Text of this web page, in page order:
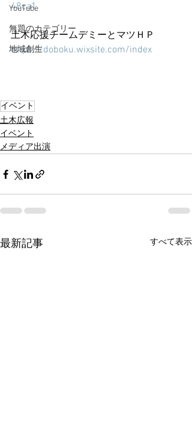
YouTube
無題のカテゴリー
地域創生
48ca1
土木応援チームデミーとマツＨＰ
https://doboku.wixsite.com/index
イベント
土木広報
イベント
メディア出演
最新記事 すべて表示